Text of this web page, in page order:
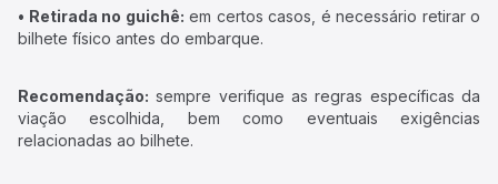
• Retirada no guichê: em certos casos, é necessário retirar o
bilhete físico antes do embarque.
Recomendação: sempre verifique as regras específicas da
viação escolhida, bem como eventuais exigências
relacionadas ao bilhete.